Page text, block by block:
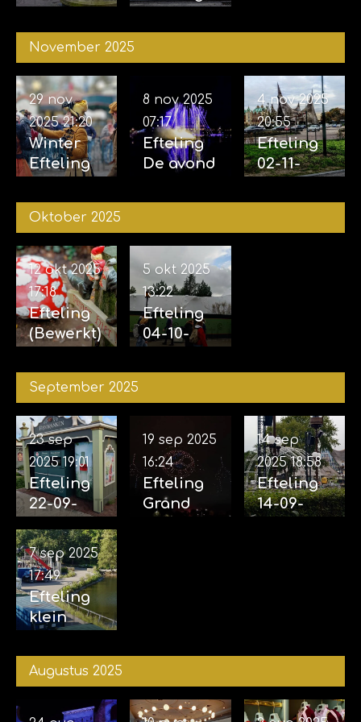
2025
November 2025
Winter
Efteling
2025
29 nov
2025 21:20
Efteling
De avond
vijf
07-11-2025
8 nov 2025
07:17
Efteling
02-11-
04-11-
4 nov 2025
20:55
Oktober 2025
Efteling
(Bewerkt)
2025
12 okt 2025
17:18
Efteling
04-10-
5 okt 2025
13:22
September 2025
Efteling
22-09-
(incl.
Aankondi
ging
familiem
usical
vertelt...
Joris en
de Draak)
23 sep
2025 19:01
Efteling
Grand
19 sep 2025
16:24
Efteling
14-09-
14 sep
2025 18:58
Efteling
klein
09-2025
7 sep 2025
17:49
Augustus 2025